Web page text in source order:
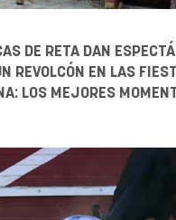
DE RETA DAN
REVOLCÓN EN LAS
LOS MEJORES